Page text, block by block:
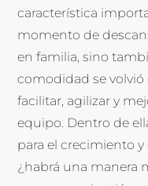
característica
momento de
en familia, sino
comodidad se volvió
facilitar, agilizar y
equipo. Dentro de
para el crecimiento
¿habrá una manera